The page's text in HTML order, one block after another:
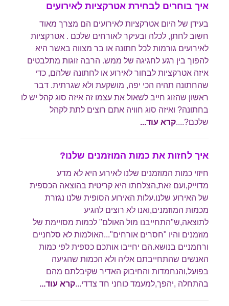
איך בוחרים לבחירת אטרקציות לאירועים
בעידן של היום אטרקציות לאירועים הם מצרך מאוד
חשוב לחתן, לכלה ובעיקר לאורחים שלכם . אטרקציות
לאירועים גורמות לכל חתונה או בר מצווה באשר היא
להפוך בין רגע לחגיגה של ממש. הרבה זוגות מתלבטים
איזה אטרקציות לבחור לאירוע או לחתונה שלהם, כדי
שהחתונה תהיה הכי יפה, מושקעת ולא שגרתית. דבר
ראשון שהזוג חייב לשאול את עצמו זה איזה סוג קהל יש לו
בחתונה? ואיזה סוג חוויה אתם רוצים לתת לקהל
שלכם?....קרא עוד...
איך לחזות את כמות המוזמנים שלנו?
חיזוי כמות המוזמנים שלנו לאירוע היא לא מדע
מדוייק,ועם זאת,הצלחתו היא קריטית בהוצאה הכספית
של האירוע שלנו.עלות האירוע הסופית שלנו נגזרת
מכמות המוזמנים,ואנו לא רוצים להגיע
לתוצאה,ש"התחייבנו מול האולם" לכמות מסויימת של
מוזמנים והיו "חסרים אורחים"...האולמות לא סלחניים
ורחמניים בנושא.הם יחייבו אותכם כספית לפי כמות
האנשים שהתחייבתם אליה ולא הכמות שהגיעה
בפועל,והנחמדות והחיבוק האדיר שקיבלתם מהם
בהתחלה ,יהפך,למעמד כוחני חד צדדי...קרא עוד...